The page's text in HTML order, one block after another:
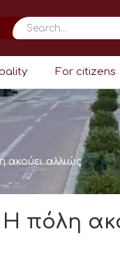
Search
For citizens
ακούει αλλιώς
Η πόλη